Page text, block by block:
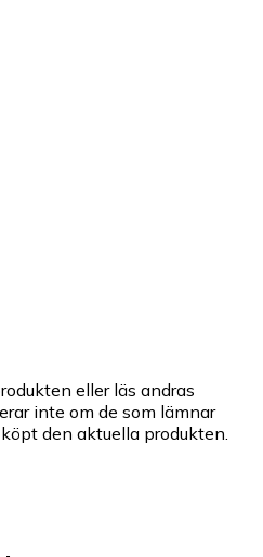
eller läs andras
inte om de som lämnar
den aktuella produkten.